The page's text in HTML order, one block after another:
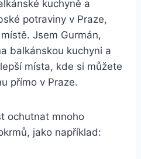
kuchyně a
potraviny v Praze,
Jsem Gurmán,
balkánskou kuchyni a
místa, kde si můžete
přímo v Praze.
ochutnat mnoho
jako například: